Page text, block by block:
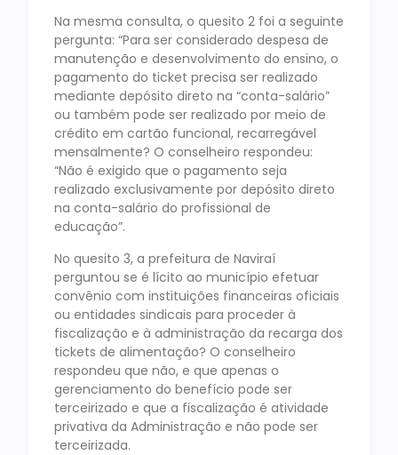
Na mesma consulta, o quesito 2 foi a seguinte
pergunta: “Para ser considerado despesa de
manutenção e desenvolvimento do ensino, o
pagamento do ticket precisa ser realizado
mediante depósito direto na “conta-salário”
ou também pode ser realizado por meio de
crédito em cartão funcional, recarregável
mensalmente? O conselheiro respondeu:
“Não é exigido que o pagamento seja
realizado exclusivamente por depósito direto
na conta-salário do profissional de
educação”.
No quesito 3, a prefeitura de Naviraí
perguntou se é lícito ao município efetuar
convênio com instituições financeiras oficiais
ou entidades sindicais para proceder à
fiscalização e à administração da recarga dos
tickets de alimentação? O conselheiro
respondeu que não, e que apenas o
gerenciamento do benefício pode ser
terceirizado e que a fiscalização é atividade
privativa da Administração e não pode ser
terceirizada.